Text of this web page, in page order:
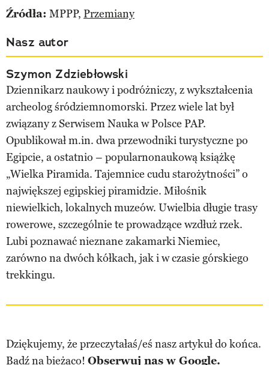
Źródła: MPPP, Przemiany
Nasz autor
Szymon Zdziebłowski
Dziennikarz naukowy i podróżniczy, z wykształcenia
archeolog śródziemnomorski. Przez wiele lat był
związany z Serwisem Nauka w Polsce PAP.
Opublikował m.in. dwa przewodniki turystyczne po
Egipcie, a ostatnio – popularnonaukową książkę
„Wielka Piramida. Tajemnice cudu starożytności” o
największej egipskiej piramidzie. Miłośnik
niewielkich, lokalnych muzeów. Uwielbia długie trasy
rowerowe, szczególnie te prowadzące wzdłuż rzek.
Lubi poznawać nieznane zakamarki Niemiec,
zarówno na dwóch kółkach, jak i w czasie górskiego
trekkingu.
Dziękujemy, że przeczytałaś/eś nasz artykuł do końca.
Bądź na bieżąco! Obserwuj nas w Google.